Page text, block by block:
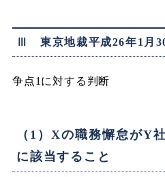
Ⅲ 東京地裁平成26年1月
争点1に対する判断
（1）Xの職務懈怠がY
に該当すること